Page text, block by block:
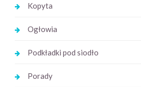
Kopyta
Ogłowia
Podkładki pod siodło
Porady